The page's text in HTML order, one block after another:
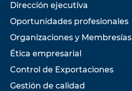
Dirección ejecutiva
Oportunidades profesionales
Organizaciones y Membresías
Ética empresarial
Control de Exportaciones
Gestión de calidad